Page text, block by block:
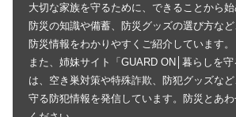
大切な家族を守るために、できることから
防災の知識や備蓄、防災グッズの選び方な
防災情報をわかりやすくご紹介しています。
また、姉妹サイト「GUARD ON│暮らしを
は、空き巣対策や特殊詐欺、防犯グッズな
守る防犯情報を発信しています。防災とあ